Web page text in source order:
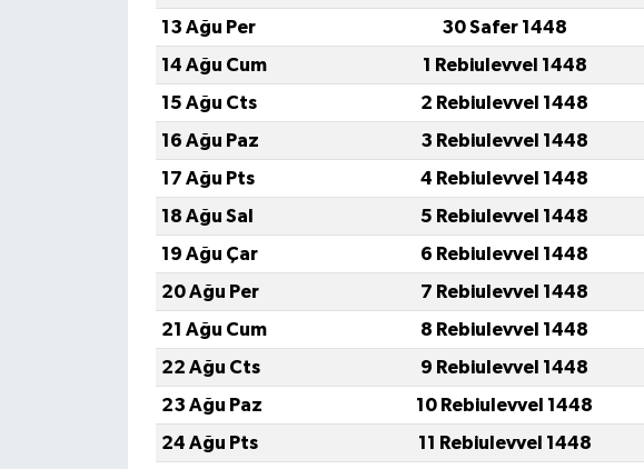
13 Ağu Per
30 Safer 1448
14 Ağu Cum
1 Rebiulevvel 1448
15 Ağu Cts
2 Rebiulevvel 1448
16 Ağu Paz
3 Rebiulevvel 1448
17 Ağu Pts
4 Rebiulevvel 1448
18 Ağu Sal
5 Rebiulevvel 1448
19 Ağu Çar
6 Rebiulevvel 1448
20 Ağu Per
7 Rebiulevvel 1448
21 Ağu Cum
8 Rebiulevvel 1448
22 Ağu Cts
9 Rebiulevvel 1448
23 Ağu Paz
10 Rebiulevvel 1448
24 Ağu Pts
11 Rebiulevvel 1448